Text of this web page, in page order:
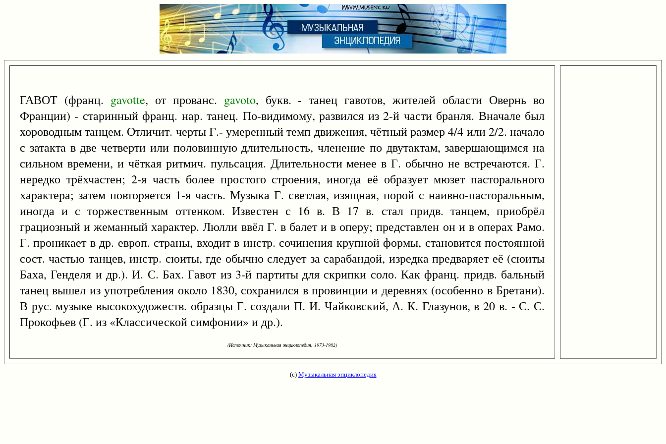
ГАВОТ (франц. gavotte, от прованс. gavoto, букв. - танец гавотов, жителей области Овернь во
Франции) - старинный франц. нар. танец. По-видимому, развился из 2-й части бранля. Вначале был
хороводным танцем. Отличит. черты Г.- умеренный темп движения, чётный размер 4/4 или 2/2. начало
с затакта в две четверти или половинную длительность, членение по двутактам, завершающимся на
сильном времени, и чёткая ритмич. пульсация. Длительности менее в Г. обычно не встречаются. Г.
нередко трёхчастен; 2-я часть более простого строения, иногда её образует мюзет пасторального
характера; затем повторяется 1-я часть. Музыка Г. светлая, изящная, порой с наивно-пасторальным,
иногда и с торжественным оттенком. Известен с 16 в. В 17 в. стал придв. танцем, приобрёл
грациозный и жеманный характер. Люлли ввёл Г. в балет и в оперу; представлен он и в операх Рамо.
Г. проникает в др. европ. страны, входит в инстр. сочинения крупной формы, становится постоянной
сост. частью танцев, инстр. сюиты, где обычно следует за сарабандой, изредка предваряет её (сюиты
Баха, Генделя и др.). И. С. Бах. Гавот из 3-й партиты для скрипки соло. Как франц. придв. бальный
танец вышел из употребления около 1830, сохранился в провинции и деревнях (особенно в Бретани).
В рус. музыке высокохудожеств. образцы Г. создали П. И. Чайковский, А. К. Глазунов, в 20 в. - С. С.
Прокофьев (Г. из «Классической симфонии» и др.).
(Источник: Музыкальная энциклопедия, 1973-1982)
(с) Музыкальная энциклопедия